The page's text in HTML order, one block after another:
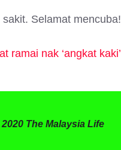
Selamat mencuba!
ramai nak ‘angkat kaki’
The Malaysia Life